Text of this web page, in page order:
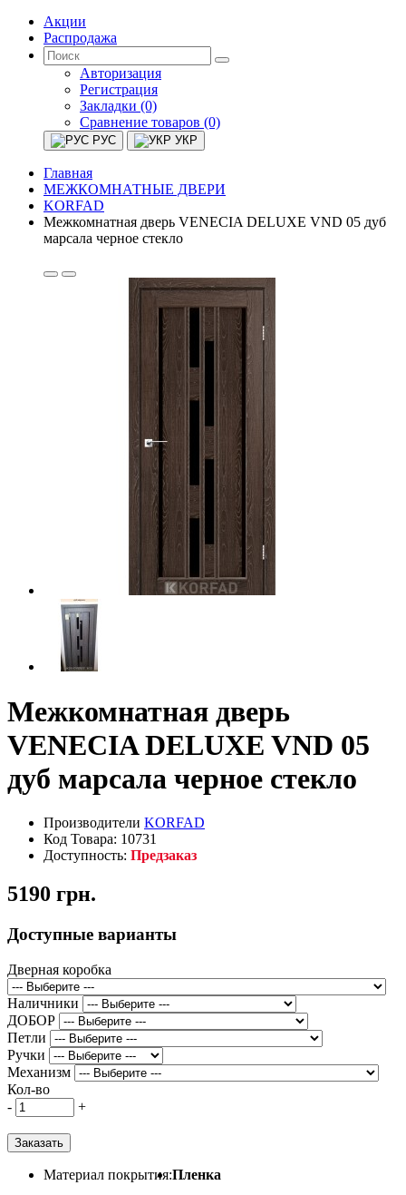
Акции
Распродажа
Авторизация
Регистрация
Закладки (0)
Сравнение товаров (0)
РУС УКР
Главная
МЕЖКОМНАТНЫЕ ДВЕРИ
KORFAD
Межкомнатная дверь VENECIA DELUXE VND 05 дуб
марсала черное стекло
Межкомнатная дверь
VENECIA DELUXE VND 05
дуб марсала черное стекло
Производители KORFAD
Код Товара: 10731
Доступность: Предзаказ
5190 грн.
Доступные варианты
Дверная коробка
Наличники
ДОБОР
Петли
Ручки
Механизм
Кол-во
-
+
Заказать
Материал покрытия:Пленка